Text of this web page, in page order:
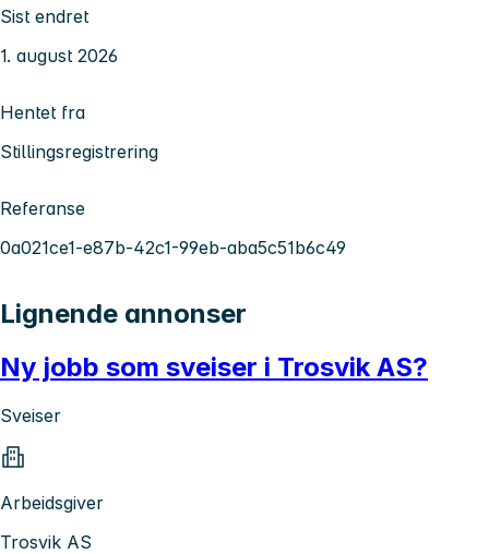
Sist endret
1. august 2026
Hentet fra
Stillingsregistrering
Referanse
0a021ce1-e87b-42c1-99eb-aba5c51b6c49
Lignende annonser
Ny jobb som sveiser i Trosvik AS?
Sveiser
Arbeidsgiver
Trosvik AS